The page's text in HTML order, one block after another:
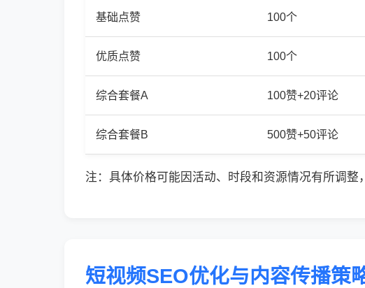
基础点赞 100个
优质点赞 100个
综合套餐A 100赞+20评论
综合套餐B 500赞+50评论
注：具体价格可能因活动、时段和资源情况有所调整
短视频SEO优化与内容传播策